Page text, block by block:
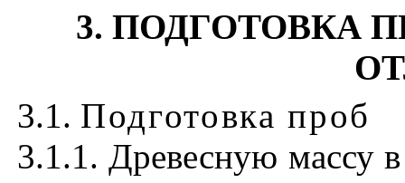
3. ПОДГОТОВКА
3.1. Подготовка проб
3.1.1. Древесную массу